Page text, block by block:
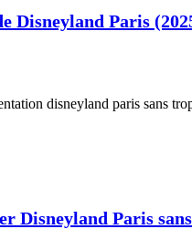
Disneyland Paris
Disneyland Paris